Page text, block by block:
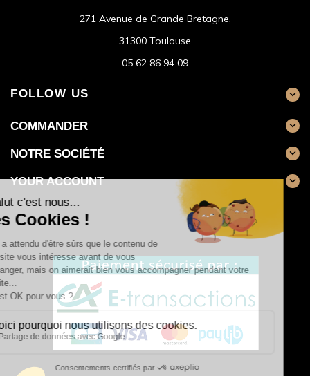
271 Avenue de Grande Bretagne,
31300 Toulouse
05 62 86 94 09
FOLLOW US 
COMMANDER 
NOTRE SOCIÉTÉ 
YOUR ACCOUNT 